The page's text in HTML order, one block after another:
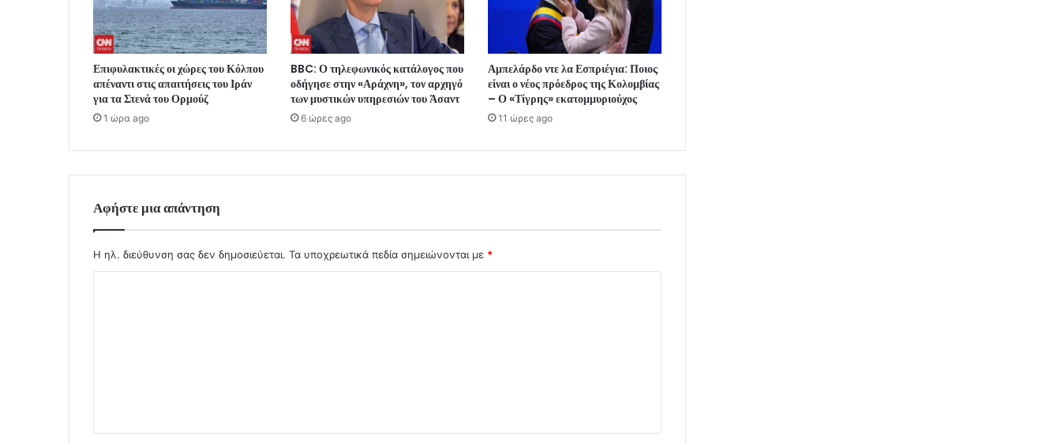
Επιφυλακτικές οι χώρες του Κόλπου
απέναντι στις απαιτήσεις του Ιράν
για τα Στενά του Ορμούζ
1 ώρα ago
BBC: Ο τηλεφωνικός κατάλογος που
οδήγησε στην «Αράχνη», τον αρχηγό
των μυστικών υπηρεσιών του Άσαντ
6 ώρες ago
Αμπελάρδο ντε λα Εσπριέγια: Ποιος
είναι ο νέος πρόεδρος της Κολομβίας
– Ο «Τίγρης» εκατομμυριούχος
11 ώρες ago
Αφήστε μια απάντηση
Η ηλ. διεύθυνση σας δεν δημοσιεύεται. Τα υποχρεωτικά πεδία σημειώνονται με *